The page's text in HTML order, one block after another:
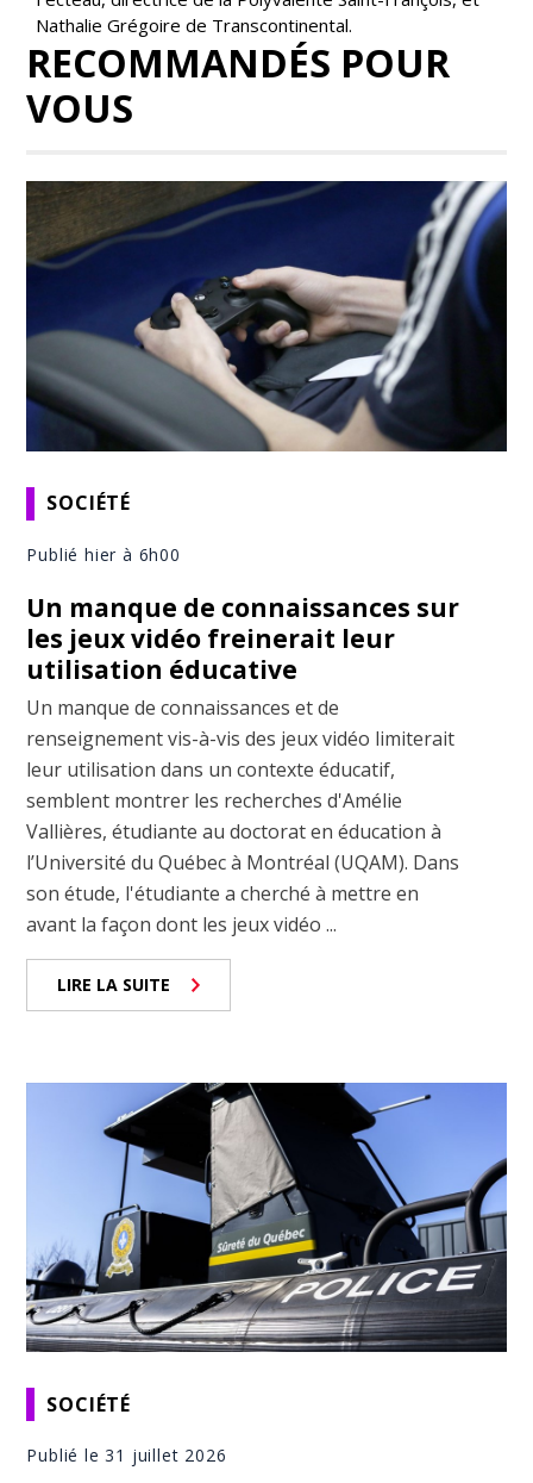
Nathalie Grégoire de Transcontinental.
RECOMMANDÉS POUR
VOUS
SOCIÉTÉ
Publié hier à 6h00
Un manque de connaissances sur
les jeux vidéo freinerait leur
utilisation éducative
Un manque de connaissances et de
renseignement vis-à-vis des jeux vidéo limiterait
leur utilisation dans un contexte éducatif,
semblent montrer les recherches d'Amélie
Vallières, étudiante au doctorat en éducation à
l’Université du Québec à Montréal (UQAM). Dans
son étude, l'étudiante a cherché à mettre en
avant la façon dont les jeux vidéo ...
LIRE LA SUITE
SOCIÉTÉ
Publié le 31 juillet 2026